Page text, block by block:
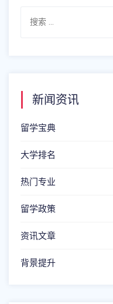
新闻资讯
留学宝典
大学排名
热门专业
留学政策
资讯文章
背景提升